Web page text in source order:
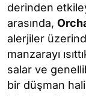
derinden
arasında,
alerjiler
manzarayı
salar ve
bir düşman